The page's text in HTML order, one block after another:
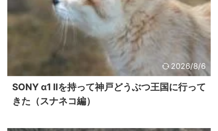
2026/8/6
SONY α1 IIを持って神戸どうぶつ王国に行って
きた（スナネコ編）